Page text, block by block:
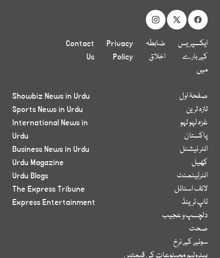
ایکسپریس
کے بارے
میں
ضابطہ
اخلاق
Privacy
Policy
Contact
Us
صفحۂ اول
تازہ ترین
غزہ لہو لہو
پاکستان
انٹر نیشنل
کھیل
انٹرٹینمنٹ
لائف اسٹائل
ٹاپ ٹرینڈ
دلچسپ و عجیب
صحت
سونے کے نرخ
پیٹرولیم مصنوعات کی قیمتیں
Showbiz News in Urdu
Sports News in Urdu
International News in
Urdu
Business News in Urdu
Urdu Magazine
Urdu Blogs
The Express Tribune
Express Entertainment